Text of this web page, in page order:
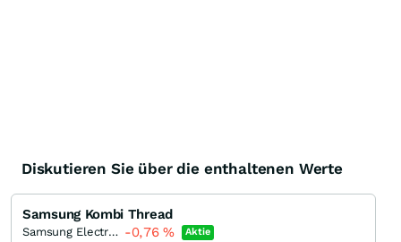
Diskutieren Sie über die enthaltenen Werte
Samsung Kombi Thread
Samsung Electronics (Spons. GDR) -0,76% Aktie